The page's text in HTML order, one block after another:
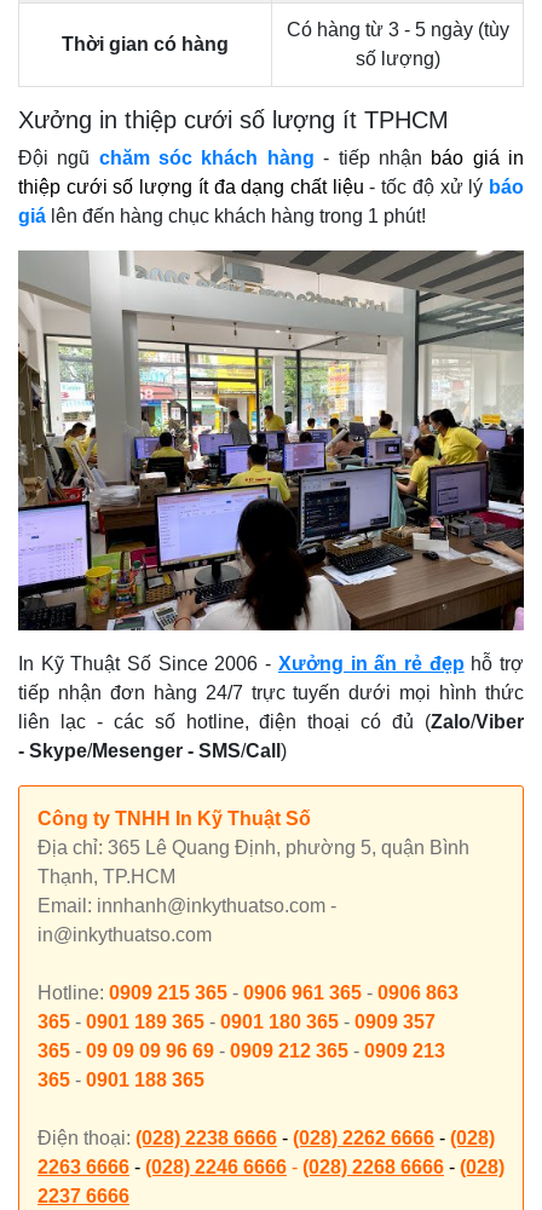
Thời gian có hàng
Có hàng từ 3 - 5 ngày (tùy
số lượng)
Xưởng in thiệp cưới số lượng ít TPHCM
Đội ngũ chăm sóc khách hàng - tiếp nhận báo giá in
thiệp cưới số lượng ít đa dạng chất liệu - tốc độ xử lý báo
giá lên đến hàng chục khách hàng trong 1 phút!
In Kỹ Thuật Số Since 2006 - Xưởng in ấn rẻ đẹphỗ trợ
tiếp nhận đơn hàng 24/7 trực tuyến dưới mọi hình thức
liên lạc - các số hotline, điện thoại có đủ (Zalo/Viber
- Skype/Mesenger - SMS/Call )
Công ty TNHH In Kỹ Thuật Số
Địa chỉ: 365 Lê Quang Định, phường 5, quận Bình
Thạnh, TP.HCM
Email: innhanh@inkythuatso.com -
in@inkythuatso.com
Hotline: 0909 215 365 - 0906 961 365 - 0906 863
365 - 0901 189 365 - 0901 180 365 - 0909 357
365 - 09 09 09 96 69 - 0909 212 365 - 0909 213
365 - 0901 188 365
Điện thoại: (028) 2238 6666 - (028) 2262 6666 - (028)
2263 6666 - (028) 2246 6666 - (028) 2268 6666 - (028)
2237 6666